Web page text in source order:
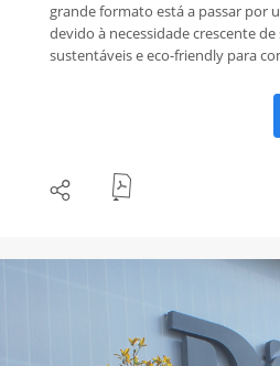
grande formato está a passar por
devido à necessidade crescente de
sustentáveis e eco-friendly para
pelo desenvolvimento de
Free com adesivos Solvent Free
aplicações. Na sua recente
apresentou os seus produtos